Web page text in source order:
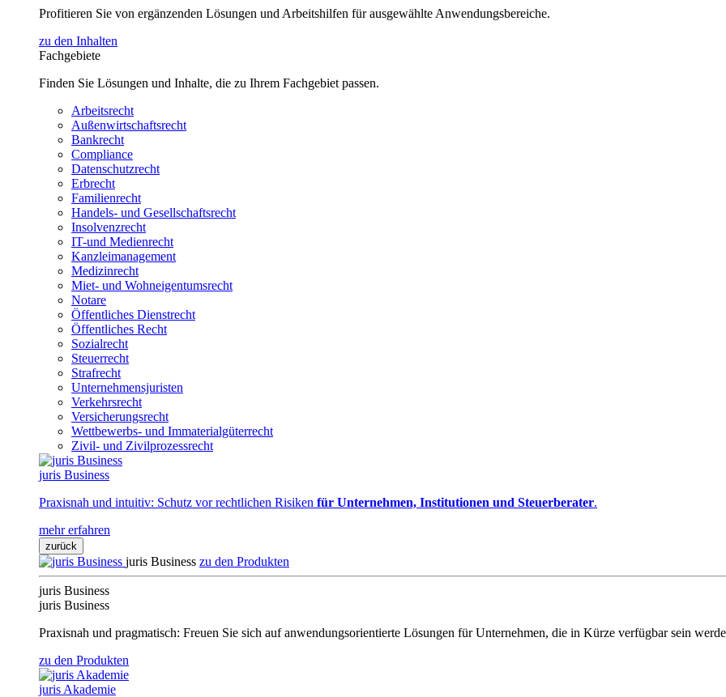
Profitieren Sie von ergänzenden Lösungen und Arbeitshilfen für ausgewählte Anwendungsbereiche.
zu den Inhalten
Fachgebiete
Finden Sie Lösungen und Inhalte, die zu Ihrem Fachgebiet passen.
Arbeitsrecht
Außenwirtschaftsrecht
Bankrecht
Compliance
Datenschutzrecht
Erbrecht
Familienrecht
Handels- und Gesellschaftsrecht
Insolvenzrecht
IT-und Medienrecht
Kanzleimanagement
Medizinrecht
Miet- und Wohneigentumsrecht
Notare
Öffentliches Dienstrecht
Öffentliches Recht
Sozialrecht
Steuerrecht
Strafrecht
Unternehmensjuristen
Verkehrsrecht
Versicherungsrecht
Wettbewerbs- und Immaterialgüterrecht
Zivil- und Zivilprozessrecht
juris Business
Praxisnah und intuitiv: Schutz vor rechtlichen Risiken für Unternehmen, Institutionen und Steuerberater.
mehr erfahren
zurück
juris Business zu den Produkten
juris Business
juris Business
Praxisnah und pragmatisch: Freuen Sie sich auf anwendungsorientierte Lösungen für Unternehmen, die in Kürze verfügbar sein
zu den Produkten
juris Akademie